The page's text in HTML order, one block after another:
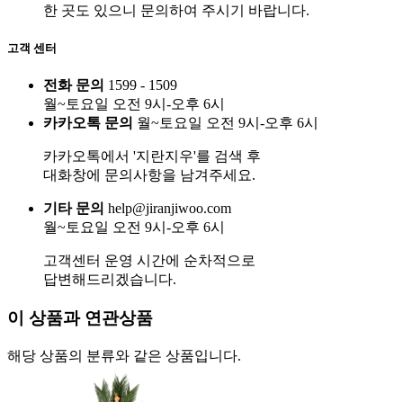
한 곳도 있으니 문의하여 주시기 바랍니다.
고객 센터
전화 문의 1599 - 1509
월~토요일 오전 9시-오후 6시
카카오톡 문의 월~토요일 오전 9시-오후 6시
카카오톡에서 '지란지우'를 검색 후
대화창에 문의사항을 남겨주세요.
기타 문의 help@jiranjiwoo.com
월~토요일 오전 9시-오후 6시
고객센터 운영 시간에 순차적으로
답변해드리겠습니다.
이 상품과 연관상품
해당 상품의 분류와 같은 상품입니다.